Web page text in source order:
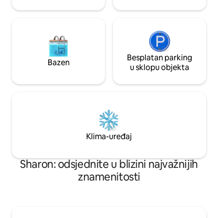
Bazen
Besplatan parking
u sklopu objekta
Klima-uređaj
Sharon: odsjednite u blizini najvažnijih
znamenitosti